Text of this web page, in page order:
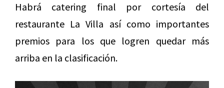
Habrá catering final por cortesía del
restaurante La Villa así como importantes
premios para los que logren quedar más
arriba en la clasificación.